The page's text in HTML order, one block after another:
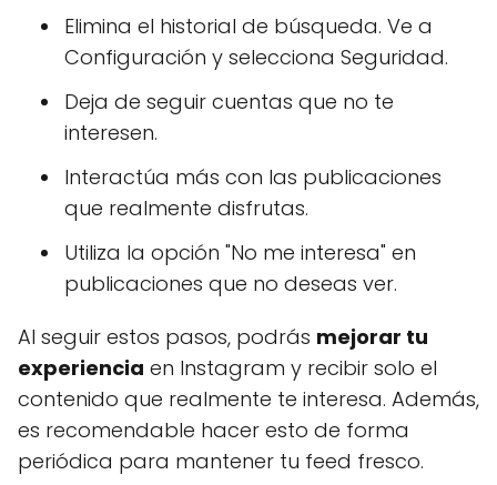
Elimina el historial de búsqueda. Ve a
Configuración y selecciona Seguridad.
Deja de seguir cuentas que no te
interesen.
Interactúa más con las publicaciones
que realmente disfrutas.
Utiliza la opción "No me interesa" en
publicaciones que no deseas ver.
Al seguir estos pasos, podrás mejorar tu
experiencia en Instagram y recibir solo el
contenido que realmente te interesa. Además,
es recomendable hacer esto de forma
periódica para mantener tu feed fresco.